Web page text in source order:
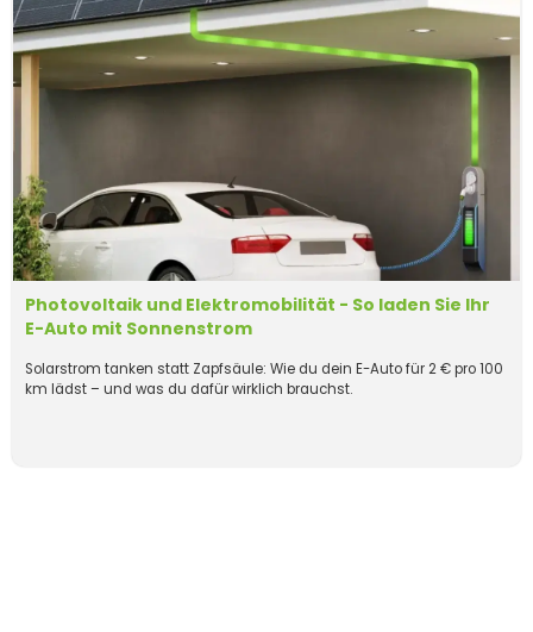
Photovoltaik und Elektromobilität - So laden Sie Ihr
E-Auto mit Sonnenstrom
Solarstrom tanken statt Zapfsäule: Wie du dein E-Auto für 2 € pro 100
km lädst – und was du dafür wirklich brauchst.